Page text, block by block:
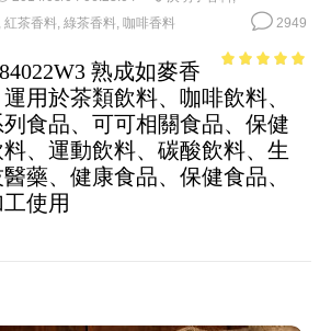
紅茶香料 綠茶香料 咖啡香料 2949
5
熟成如麥香
用於茶類飲料、咖啡飲料、
食品、可可相關食品、保健
、運動飲料、碳酸飲料、生
藥、健康食品、保健食品、
使用